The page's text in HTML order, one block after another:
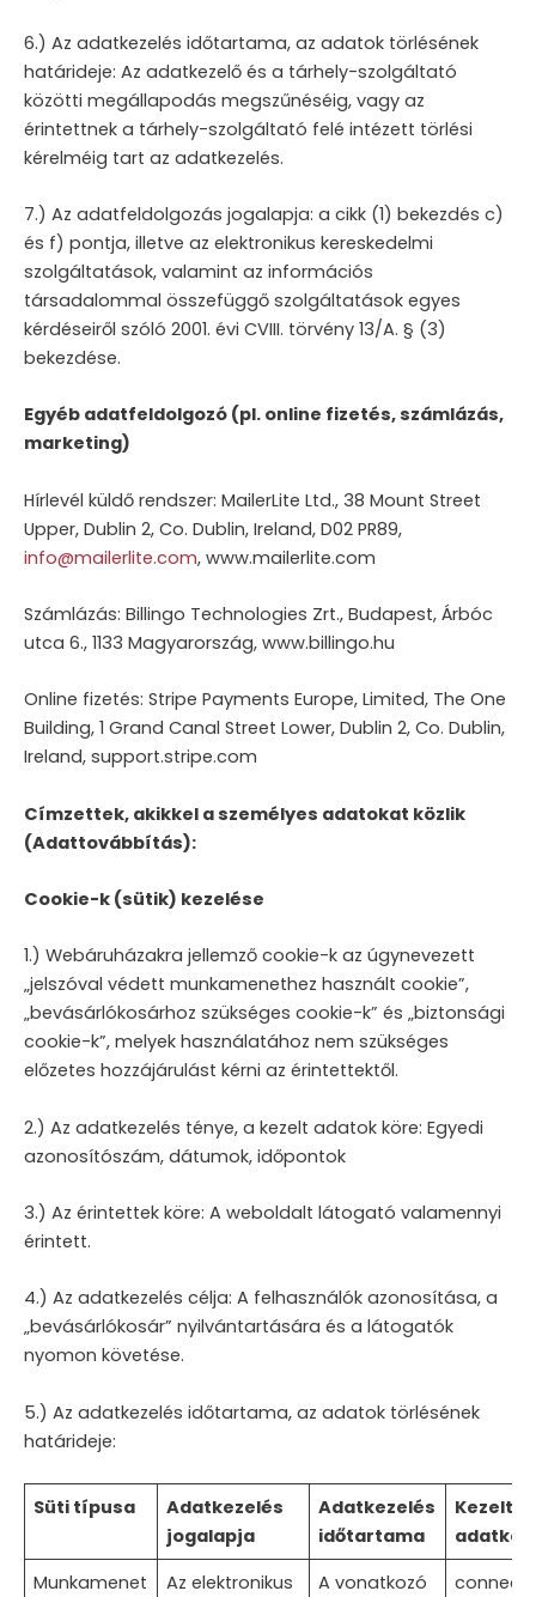
6.) Az adatkezelés időtartama, az adatok törlésének
határideje: Az adatkezelő és a tárhely-szolgáltató
közötti megállapodás megszűnéséig, vagy az
érintettnek a tárhely-szolgáltató felé intézett törlési
kérelméig tart az adatkezelés.
7.) Az adatfeldolgozás jogalapja: a cikk (1) bekezdés c)
és f) pontja, illetve az elektronikus kereskedelmi
szolgáltatások, valamint az információs
társadalommal összefüggő szolgáltatások egyes
kérdéseiről szóló 2001. évi CVIII. törvény 13/A. § (3)
bekezdése.
Egyéb adatfeldolgozó (pl. online fizetés, számlázás,
marketing)
Hírlevél küldő rendszer: MailerLite Ltd., 38 Mount Street
Upper, Dublin 2, Co. Dublin, Ireland, D02 PR89,
info@mailerlite.com, www.mailerlite.com
Számlázás: Billingo Technologies Zrt., Budapest, Árbóc
utca 6., 1133 Magyarország, www.billingo.hu
Online fizetés: Stripe Payments Europe, Limited, The One
Building, 1 Grand Canal Street Lower, Dublin 2, Co. Dublin,
Ireland, support.stripe.com
Címzettek, akikkel a személyes adatokat közlik
(Adattovábbítás):
Cookie-k (sütik) kezelése
1.) Webáruházakra jellemző cookie-k az úgynevezett
„jelszóval védett munkamenethez használt cookie”,
„bevásárlókosárhoz szükséges cookie-k” és „biztonsági
cookie-k”, melyek használatához nem szükséges
előzetes hozzájárulást kérni az érintettektől.
2.) Az adatkezelés ténye, a kezelt adatok köre: Egyedi
azonosítószám, dátumok, időpontok
3.) Az érintettek köre: A weboldalt látogató valamennyi
érintett.
4.) Az adatkezelés célja: A felhasználók azonosítása, a
„bevásárlókosár” nyilvántartására és a látogatók
nyomon követése.
5.) Az adatkezelés időtartama, az adatok törlésének
határideje:
Süti típusa
Adatkezelés
jogalapja
Adatkezelés
időtartama
Kezelt
adatkör
Munkamenet
Az elektronikus
A vonatkozó